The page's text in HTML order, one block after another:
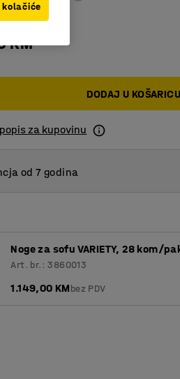
KM
DODAJ U KOŠARICU
za kupovinu
od 7 godina
Noge za sofu VARIETY, 28 kom/
Art. br.: 3860013
1.149,00 KMbez PDV